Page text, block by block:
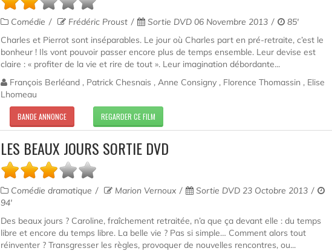
Comédie Frédéric Proust Sortie DVD 06 Novembre 2013
85'
Charles et Pierrot sont inséparables. Le jour où Charles part en pré-retraite, c’est le
bonheur ! Ils vont pouvoir passer encore plus de temps ensemble. Leur devise est
claire : « profiter de la vie et rire de tout ». Leur imagination débordante...
François Berléand , Patrick Chesnais , Anne Consigny , Florence Thomassin , Elise
Lhomeau
BANDE ANNONCE REGARDER CE FILM
LES BEAUX JOURS SORTIE DVD
Comédie dramatique Marion Vernoux
Sortie DVD 23 Octobre 2013
94'
Des beaux jours ? Caroline, fraîchement retraitée, n’a que ça devant elle : du temps
libre et encore du temps libre. La belle vie ? Pas si simple… Comment alors tout
réinventer ? Transgresser les règles, provoquer de nouvelles rencontres, ou...